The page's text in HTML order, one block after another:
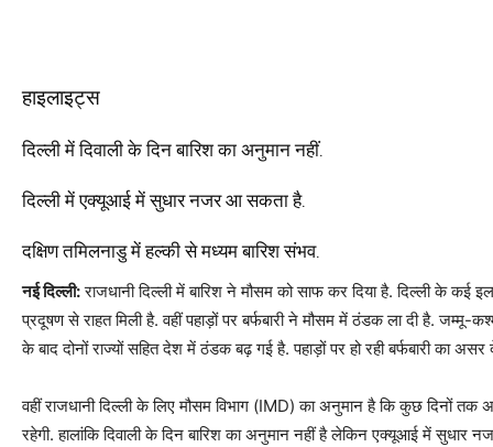
हाइलाइट्स
दिल्ली में दिवाली के दिन बारिश का अनुमान नहीं.
दिल्ली में एक्यूआई में सुधार नजर आ सकता है.
दक्षिण तमिलनाडु में हल्की से मध्यम बारिश संभव.
नई दिल्ली:राजधानी दिल्ली में बारिश ने मौसम को साफ कर दिया है. दिल्ली के कई
प्रदूषण से राहत मिली है. वहीं पहाड़ों पर बर्फबारी ने मौसम में ठंडक ला दी है. जम्मू-
के बाद दोनों राज्यों सहित देश में ठंडक बढ़ गई है. पहाड़ों पर हो रही बर्फबारी का
वहीं राजधानी दिल्ली के लिए मौसम विभाग (IMD) का अनुमान है कि कुछ दिनों तक
रहेगी. हालांकि दिवाली के दिन बारिश का अनुमान नहीं है लेकिन एक्यूआई में सुधार